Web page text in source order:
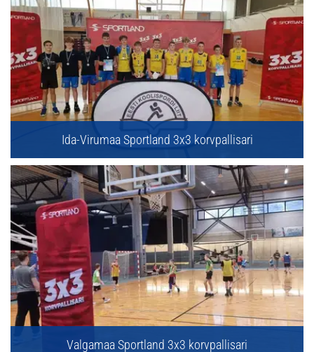
Ida-Virumaa Sportland 3x3 korvpallisari
Valgamaa Sportland 3x3 korvpallisari